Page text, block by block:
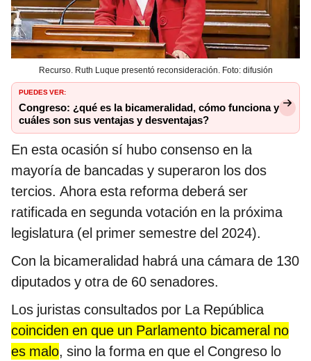
Recurso. Ruth Luque presentó reconsideración. Foto: difusión
PUEDES VER:
Congreso: ¿qué es la bicameralidad, cómo funciona y
cuáles son sus ventajas y desventajas?
En esta ocasión sí hubo consenso en la
mayoría de bancadas y superaron los dos
tercios. Ahora esta reforma deberá ser
ratificada en segunda votación en la próxima
legislatura (el primer semestre del 2024).
Con la bicameralidad habrá una cámara de 130
diputados y otra de 60 senadores.
Los juristas consultados por La República
coinciden en que un Parlamento bicameral no
es malo, sino la forma en que el Congreso lo